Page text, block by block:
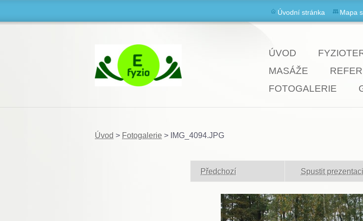
ÚVOD
MASÁŽE
FOTOGALERIE
Úvodní stránka Mapa
Úvod > Fotogalerie > IMG_4094.JPG
Předchozí Spustit prezentaci